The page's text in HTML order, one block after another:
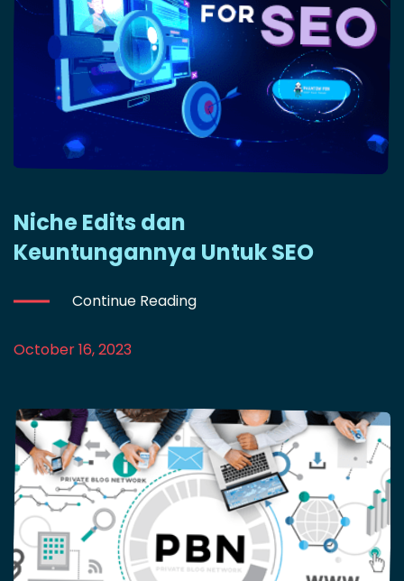
Niche Edits dan
Keuntungannya Untuk SEO
Continue Reading
October 16, 2023